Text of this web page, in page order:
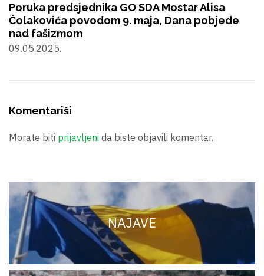
Poruka predsjednika GO SDA Mostar Alisa
Čolakovića povodom 9. maja, Dana pobjede
nad fašizmom
09.05.2025.
Komentariši
Morate biti prijavljeni da biste objavili komentar.
NAJAVE